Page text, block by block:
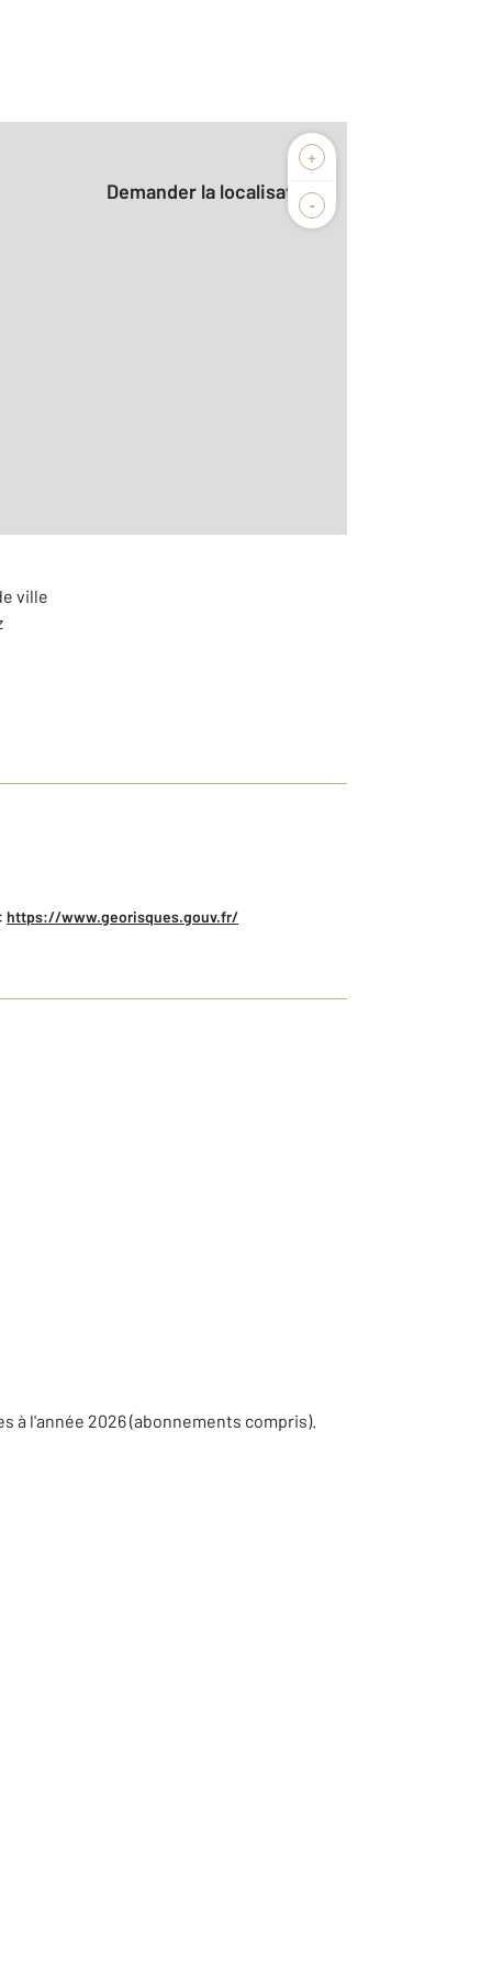
+
-
Demander la localisation
ville
https://www.georisques.gouv.fr/
à l'année 2026 (abonnements compris).